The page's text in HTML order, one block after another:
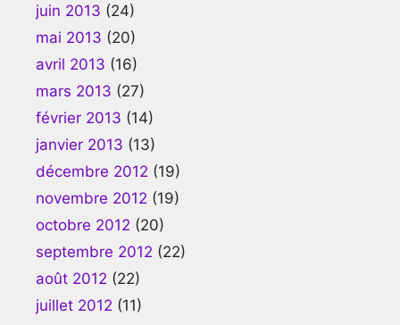
juin 2013 (24)
mai 2013 (20)
avril 2013 (16)
mars 2013 (27)
février 2013 (14)
janvier 2013 (13)
décembre 2012 (19)
novembre 2012 (19)
octobre 2012 (20)
septembre 2012 (22)
août 2012 (22)
juillet 2012 (11)